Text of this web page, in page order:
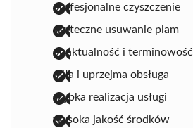
profesjonalne czyszczenie
skuteczne usuwanie plam
punktualność i terminowość
miła i uprzejma obsługa
szybka realizacja usługi
wysoka jakość środków